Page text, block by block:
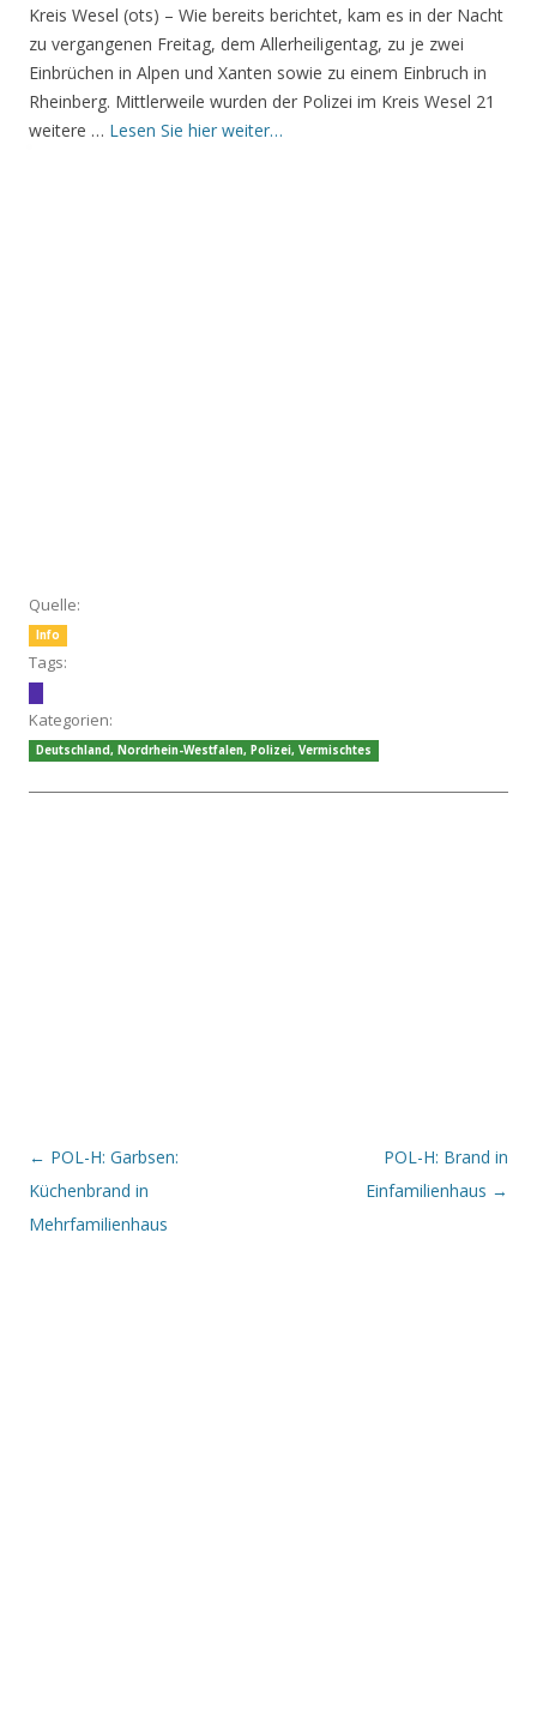
Kreis Wesel (ots) – Wie bereits berichtet, kam es in der Nacht
zu vergangenen Freitag, dem Allerheiligentag, zu je zwei
Einbrüchen in Alpen und Xanten sowie zu einem Einbruch in
Rheinberg. Mittlerweile wurden der Polizei im Kreis Wesel 21
weitere … Lesen Sie hier weiter…
Quelle:
Info
Tags:
Kategorien:
Deutschland, Nordrhein-Westfalen, Polizei, Vermischtes
Beitrags-Navigation
← POL-H: Garbsen:
Küchenbrand in
Mehrfamilienhaus
POL-H: Brand in
Einfamilienhaus →